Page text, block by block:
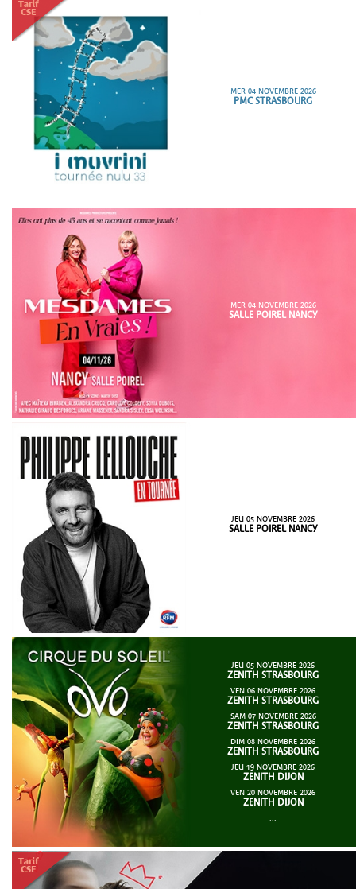
MER 04 NOVEMBRE 2026
PMC STRASBOURG
MER 04 NOVEMBRE 2026
SALLE POIREL NANCY
JEU 05 NOVEMBRE 2026
SALLE POIREL NANCY
JEU 05 NOVEMBRE 2026
ZENITH STRASBOURG
VEN 06 NOVEMBRE 2026
ZENITH STRASBOURG
SAM 07 NOVEMBRE 2026
ZENITH STRASBOURG
DIM 08 NOVEMBRE 2026
ZENITH STRASBOURG
JEU 19 NOVEMBRE 2026
ZENITH DIJON
VEN 20 NOVEMBRE 2026
ZENITH DIJON